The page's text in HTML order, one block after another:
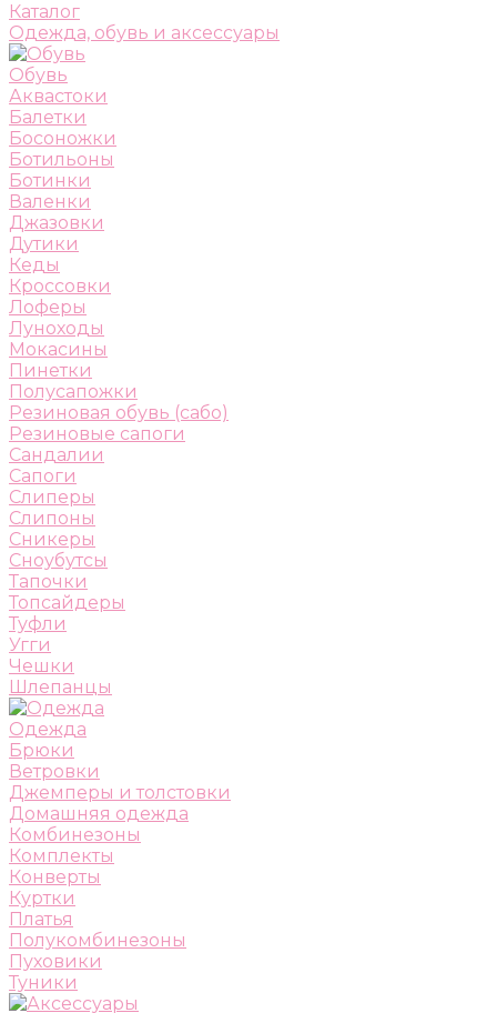
Каталог
Одежда, обувь и аксессуары
Обувь
Аквастоки
Балетки
Босоножки
Ботильоны
Ботинки
Валенки
Джазовки
Дутики
Кеды
Кроссовки
Лоферы
Луноходы
Мокасины
Пинетки
Полусапожки
Резиновая обувь (сабо)
Резиновые сапоги
Сандалии
Сапоги
Слиперы
Слипоны
Сникеры
Сноубутсы
Тапочки
Топсайдеры
Туфли
Угги
Чешки
Шлепанцы
Одежда
Брюки
Ветровки
Джемперы и толстовки
Домашняя одежда
Комбинезоны
Комплекты
Конверты
Куртки
Платья
Полукомбинезоны
Пуховики
Туники